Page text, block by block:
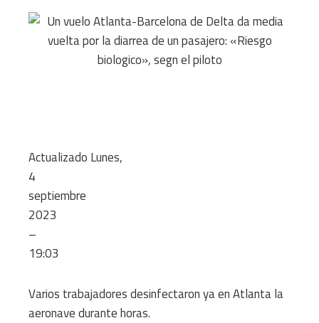
Actualizado Lunes,
4
septiembre
2023
–
19:03
Varios trabajadores desinfectaron ya en Atlanta la
aeronave durante horas.